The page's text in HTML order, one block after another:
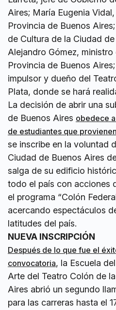
Aires; María Eugenia
Provincia de Buenos
de Cultura de la Ciudad
Alejandro Gómez,
Provincia de Buenos
impulsor y dueño del
Plata, donde se hará
La decisión de abrir una
de Buenos Aires obedece
de estudiantes que
se inscribe en la voluntad
Ciudad de Buenos Aires
salga de su edificio
todo el país con acciones
el programa “Colón
acercando espectáculos
latitudes del país.
NUEVA INSCRIPCIÓN
Después de lo que fue el
convocatoria, la Escuela
Arte del Teatro Colón de
Aires abrió un segundo
para las carreras hasta el